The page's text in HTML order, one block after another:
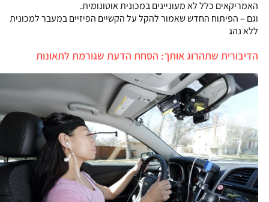
האמריקאים כלל לא מעוניינים במכונית אוטונומית.
וגם – הפיתוח החדש שאמור להקל על הקשיים הפיזיים במעבר למכונית
ללא נהג
הדיבורית שתהרוג אותך: הסחת הדעת שגורמת לתאונות